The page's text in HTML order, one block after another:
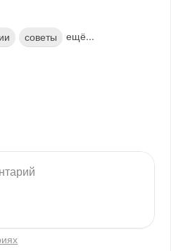
советы ещё...